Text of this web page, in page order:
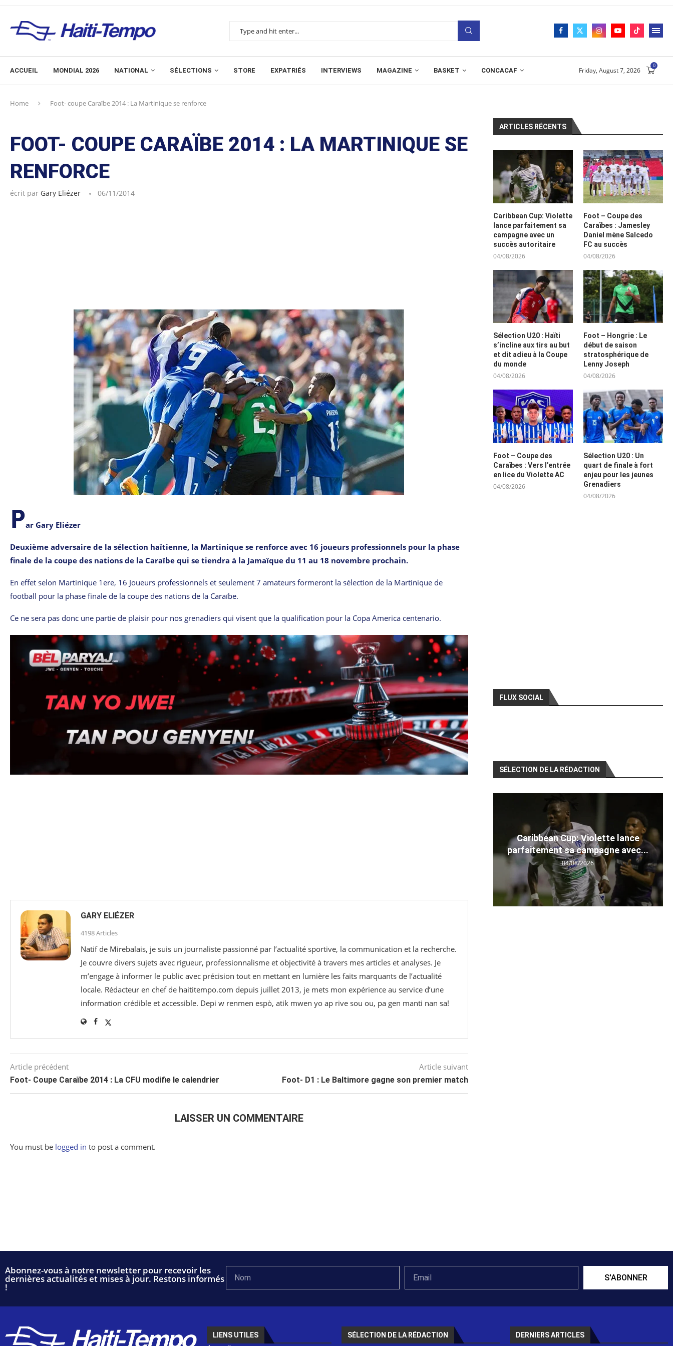
ACCUEIL MONDIAL 2026 NATIONAL SÉLECTIONS STORE EXPATRIÉS INTERVIEWS MAGAZINE BASKET CONCACAF Friday, August 7, 2026
0
Home Foot- coupe Caraïbe 2014 : La Martinique se renforce
FOOT- COUPE CARAÏBE 2014 : LA MARTINIQUE SE
RENFORCE
écrit par Gary Eliézer 06/11/2014
Par Gary Eliézer
Deuxième adversaire de la sélection haïtienne, la Martinique se renforce avec 16 joueurs professionnels pour la phase
finale de la coupe des nations de la Caraïbe qui se tiendra à la Jamaïque du 11 au 18 novembre prochain.
En effet selon Martinique 1ere, 16 Joueurs professionnels et seulement 7 amateurs formeront la sélection de la Martinique de
football pour la phase finale de la coupe des nations de la Caraïbe.
Ce ne sera pas donc une partie de plaisir pour nos grenadiers qui visent que la qualification pour la Copa America centenario.
GARY ELIÉZER
4198 Articles
Natif de Mirebalais, je suis un journaliste passionné par l’actualité sportive, la communication et la recherche.
Je couvre divers sujets avec rigueur, professionnalisme et objectivité à travers mes articles et analyses. Je
m’engage à informer le public avec précision tout en mettant en lumière les faits marquants de l’actualité
locale. Rédacteur en chef de haititempo.com⁠ depuis juillet 2013, je mets mon expérience au service d’une
information crédible et accessible. Depi w renmen espò, atik mwen yo ap rive sou ou, pa gen manti nan sa!
Article précédent
Foot- Coupe Caraïbe 2014 : La CFU modifie le calendrier
Article suivant
Foot- D1 : Le Baltimore gagne son premier match
LAISSER UN COMMENTAIRE
You must be logged in to post a comment.
ARTICLES RÉCENTS
Caribbean Cup: Violette
lance parfaitement sa
campagne avec un
succès autoritaire
04/08/2026
Foot – Coupe des
Caraïbes : Jamesley
Daniel mène Salcedo
FC au succès
04/08/2026
Sélection U20 : Haïti
s’incline aux tirs au but
et dit adieu à la Coupe
du monde
04/08/2026
Foot – Hongrie : Le
début de saison
stratosphérique de
Lenny Joseph
04/08/2026
Foot – Coupe des
Caraïbes : Vers l’entrée
en lice du Violette AC
04/08/2026
Sélection U20 : Un
quart de finale à fort
enjeu pour les jeunes
Grenadiers
04/08/2026
FLUX SOCIAL
SÉLECTION DE LA RÉDACTION
Caribbean Cup: Violette lance
parfaitement sa campagne avec...
04/08/2026
Abonnez-vous à notre newsletter pour recevoir les
dernières actualités et mises à jour. Restons informés
!
S'ABONNER
LIENS UTILES SÉLECTION DE LA RÉDACTION DERNIERS ARTICLES